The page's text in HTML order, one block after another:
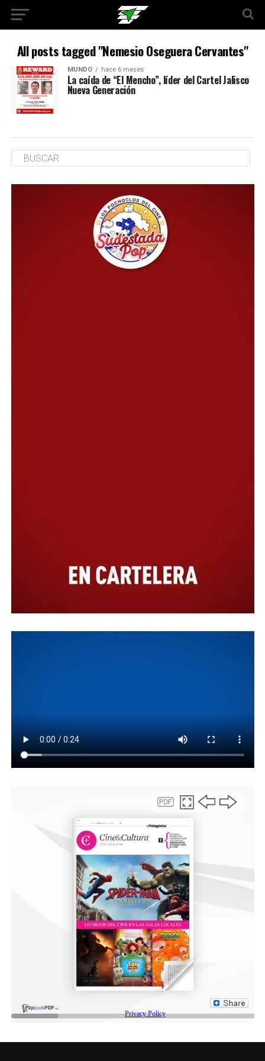
All posts tagged "Nemesio Oseguera Cervantes"
MUNDO hace 6 meses
La caída de “El Mencho”, líder del Cartel Jalisco
Nueva Generación